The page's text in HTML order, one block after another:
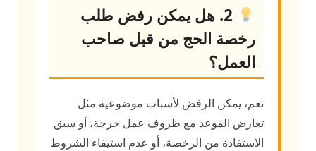
2. هل يمكن رفض طلب
رخصة الحج من قبل صاحب
العمل؟
نعم، يمكن الرفض لأسباب موضوعية مثل
تعارض الموعد مع ظروف عمل حرجة، أو سبق
الاستفادة من الرخصة، أو عدم استيفاء الشروط